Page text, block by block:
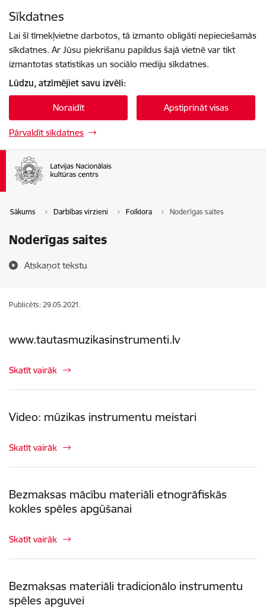
Sīkdatnes
Lai šī tīmekļvietne darbotos, tā izmanto obligāti nepieciešamās
sīkdatnes. Ar Jūsu piekrišanu papildus šajā vietnē var tikt
izmantotas statistikas un sociālo mediju sīkdatnes.
Lūdzu, atzīmējiet savu izvēli:
Noraidīt Apstiprināt visas
Pārvaldīt sīkdatnes
Sākums Darbības virzieni Folklora Noderīgas saites
Noderīgas saites
Atskaņot tekstu
Publicēts: 29.05.2021.
www.tautasmuzikasinstrumenti.lv
Skatīt vairāk
Video: mūzikas instrumentu meistari
Skatīt vairāk
Bezmaksas mācību materiāli etnogrāfiskās
kokles spēles apgūšanai
Skatīt vairāk
Bezmaksas materiāli tradicionālo instrumentu
spēles apguvei